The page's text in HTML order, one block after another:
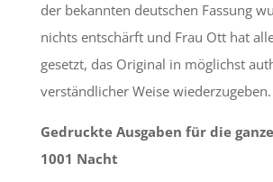
der bekannten deutschen Fassung
nichts entschärft und Frau Ott hat
gesetzt, das Original in möglichst
verständlicher Weise wiederzugeben.
Gedruckte Ausgaben für die
1001 Nacht